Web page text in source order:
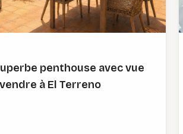
penthouse avec vue
à El Terreno